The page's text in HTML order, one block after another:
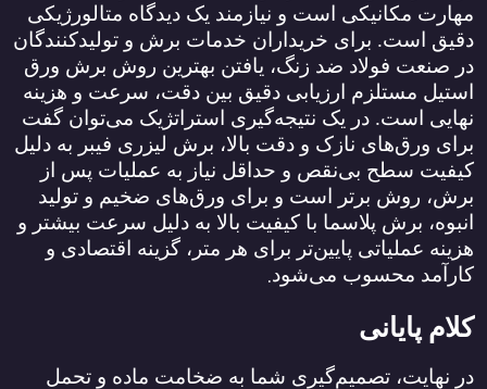
مهارت مکانیکی است و نیازمند یک دیدگاه متالورژیکی
دقیق است. برای خریداران خدمات برش و تولیدکنندگان
در صنعت فولاد ضد زنگ، یافتن بهترین روش برش ورق
استیل مستلزم ارزیابی دقیق بین دقت، سرعت و هزینه
نهایی است. در یک نتیجه‌گیری استراتژیک می‌توان گفت
برای ورق‌های نازک و دقت بالا، برش لیزری فیبر به دلیل
کیفیت سطح بی‌نقص و حداقل نیاز به عملیات پس از
برش، روش برتر است و برای ورق‌های ضخیم و تولید
انبوه، برش پلاسما با کیفیت بالا به دلیل سرعت بیشتر و
هزینه عملیاتی پایین‌تر برای هر متر، گزینه اقتصادی و
کارآمد محسوب می‌شود.
کلام پایانی
در نهایت، تصمیم‌گیری شما به ضخامت ماده و تحمل